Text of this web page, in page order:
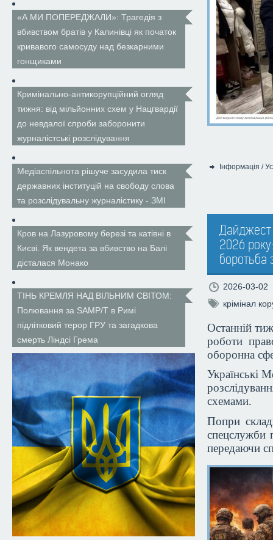
«А МИ ПОПЕРЕДЖАЛИ»: Трагедія з
вбивством братів у Калинівці як початок
кривавого самосуду над безкарними
гонщиками
Кримінально-антикорупційний огляд
тижня: від мільйонних схем у Нацгвардії
до невдалої спроби заборонити
журналістські розслідування
Медіаспільнота рішуче засудила тиск
державних інституцій на свободу слова
та розслідувальну журналістику - ЗМІ
Кров на Лазуровому березі та катівні в
Києві. Як вендета за вбивство на Балі
дісталася Монако
ТІНЬ КРЕМЛЯ НАД ВІЛЬНИМ СВІТОМ:
Полювання за SAMP/T в Римі
підлітковий терор ГРУ та загадкова
смерть Ліндсі Грема
Категорія:
Інформація /
Дайджест
2026
боротьба
2026-03-02
крімінал
Останній
роботи
оборонна
Українські
схемами.
Попри
спецслужби
передаючи